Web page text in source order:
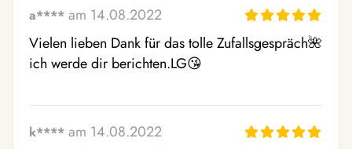
a**** am 14.08.2022
Vielen lieben Dank für das tolle Zufallsgespräch🌺
ich werde dir berichten.LG😘
k**** am 14.08.2022